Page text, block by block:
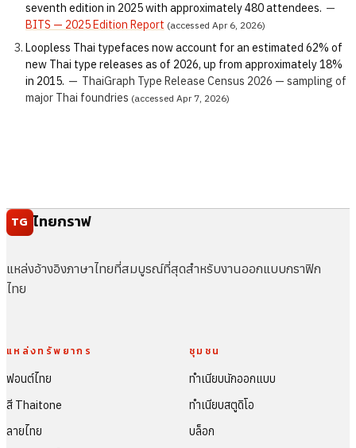
seventh edition in 2025 with approximately 480 attendees. —
BITS — 2025 Edition Report (accessed Apr 6, 2026)
Loopless Thai typefaces now account for an estimated 62% of
new Thai type releases as of 2026, up from approximately 18%
in 2015. — ThaiGraph Type Release Census 2026 — sampling of
major Thai foundries (accessed Apr 7, 2026)
TG ไทยกราฟ
แหล่งอ้างอิงภาษาไทยที่สมบูรณ์ที่สุดสำหรับงานออกแบบกราฟิก
ไทย
แหล่งทรัพยากร
ฟอนต์ไทย
สี Thaitone
ลายไทย
ชุมชน
ทำเนียบนักออกแบบ
ทำเนียบสตูดิโอ
บล็อก